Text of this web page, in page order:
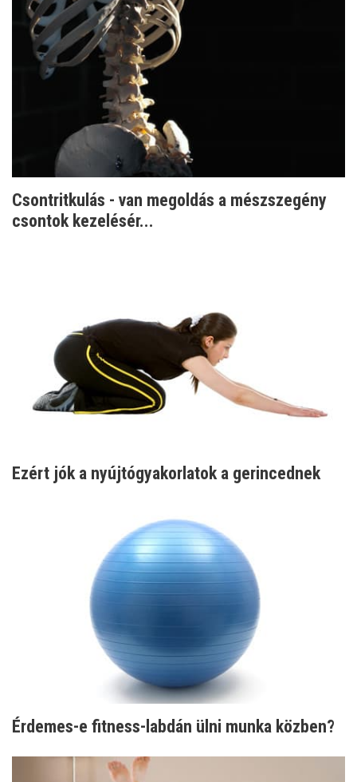
Csontritkulás - van megoldás a mészszegény
csontok kezelésér...
Ezért jók a nyújtógyakorlatok a gerincednek
Érdemes-e fitness-labdán ülni munka közben?